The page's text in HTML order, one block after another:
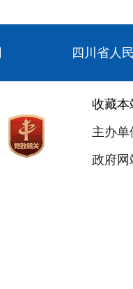
四川省人
收藏本
主办
政府网